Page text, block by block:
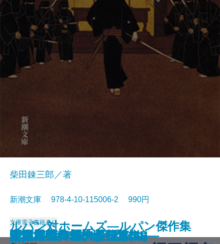
女坂
ぼんち
江戸川乱歩傑作選
駅前旅館
永すぎた春
眠狂四郎無頼控〔五〕
眠狂四郎無頼控〔四〕
眠狂四郎無頼控〔三〕
眠狂四郎無頼控〔二〕
眠狂四郎無頼控〔一〕
柴田錬三郎／著
新潮文庫 978-4-10-115006-2 990円
文庫電子書籍あり
人間・この劇的なるもの
ドイル傑作集(III)―恐怖編―
海と毒薬
暖簾
パニック・裸の王様
ルパン対ホームズ―ルパン傑作集
青い鳥
白い人・黄色い人
奇岩城―ルパン傑作集(III)―
雨・赤毛―モーム短篇集I―